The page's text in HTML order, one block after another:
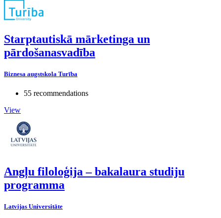
Starptautiskā mārketinga un
pārdošanasvadība
Biznesa augstskola Turība
55 recommendations
View
Angļu filoloģija – bakalaura studiju
programma
Latvijas Universitāte